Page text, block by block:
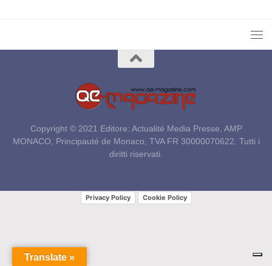
Copyright © 2021 Editore: Actualité Media Presse, AMP
MONACO, Principauté de Monaco, TVA FR 30000070622. Tutti i
diritti riservati.
Translate »
Privacy Policy Cookie Policy